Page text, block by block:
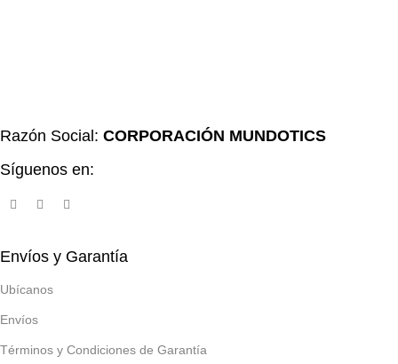
Razón Social: CORPORACIÓN MUNDOTICS
Síguenos en:
Envíos y Garantía
Ubícanos
Envíos
Términos y Condiciones de Garantía